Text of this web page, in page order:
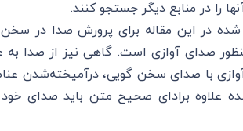
را در منابع دیگر جستجو کنند.
در این مقاله برای پرورش صدا در
صدای آوازی است. گاهی نیز از صدا به
با صدای سخن گویی، درآمیخته‌شدن
علاوه برادای صحیح متن باید صدای